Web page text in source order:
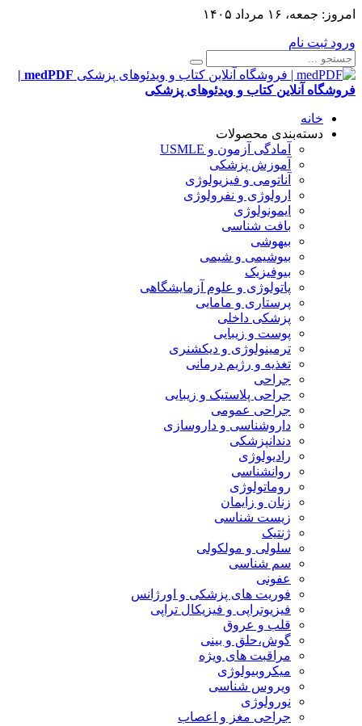
امروز: جمعه، ۱۶ مرداد ۱۴۰۵
ورود ثبت نام
medPDF |
فروشگاه آنلاین کتاب و ویدئوهای پزشکی
خانه
دسته‌بندی محصولات
آمادگی آزمون و USMLE
آموزش پزشکی
آناتومی و فیزیولوژی
ارولوژی و نفرولوژی
ایمونولوژی
بافت شناسی
بیهوشی
بیوشیمی و شیمی
بیوفیزیک
پاتولوژی و علوم آزمایشگاهی
پرستاری و مامایی
پزشکی داخلی
پوست و زیبایی
ترمینولوژی و دیکشنری
تغذیه و رژیم درمانی
جراحی
جراحی پلاستیک و زیبایی
جراحی عمومی
داروشناسی و داروسازی
دندانپزشکی
رادیولوژی
روانشناسی
روماتولوژی
زنان و زایمان
زیست شناسی
ژنتیک
سلولی و مولکولی
سم شناسی
عفونی
فوریت های پزشکی و اورژانس
فیزیوتراپی و فیزیکال تراپی
قلب و عروق
گوش،حلق و بینی
مراقبت های ویژه
میکروبیولوژی
ویروس شناسی
نورولوژی
جراحی مغز و اعصاب